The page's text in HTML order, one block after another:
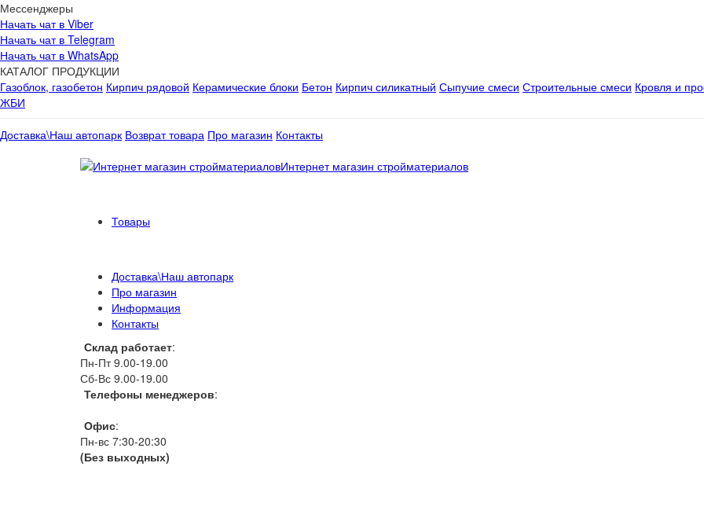
Мессенджеры
Начать чат в Viber
Начать чат в Telegram
Начать чат в WhatsApp
КАТАЛОГ ПРОДУКЦИИ
Газоблок, газобетон Кирпич рядовой Керамические блоки Бетон Кирпич силикатный Сыпучие смеси Строительные смеси Кровля и
ЖБИ
Доставка\Наш автопарк Возврат товара Про магазин Контакты
Интернет магазин стройматериалов
Товары
Доставка\Наш автопарк
Про магазин
Информация
Контакты
Склад работает:
Пн-Пт 9.00-19.00
Сб-Вс 9.00-19.00
Телефоны менеджеров:
Офис:
Пн-вс 7:30-20:30
(Без выходных)